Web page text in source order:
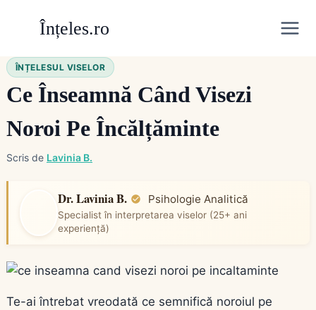
Înțeles.ro
ÎNȚELESUL VISELOR
Ce Înseamnă Când Visezi
Noroi Pe Încălțăminte
Scris de Lavinia B.
Dr. Lavinia B. Psihologie Analitică
Specialist în interpretarea viselor (25+ ani
experiență)
Te-ai întrebat vreodată ce semnifică noroiul pe